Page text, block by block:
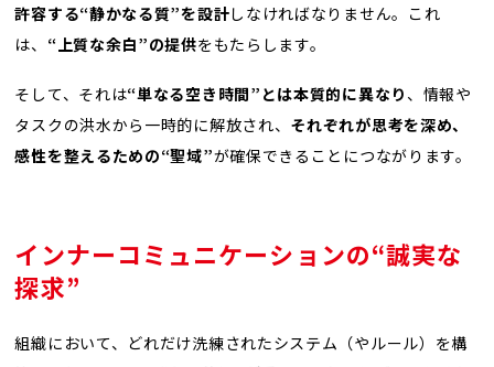
許容する“静かなる質”を設計しなければなりません。これ
は、 “上質な余白”の提供をもたらします。
そして、それは“単なる空き時間”とは本質的に異なり 、情報や
タスクの洪水から一時的に解放され、 それぞれが思考を深め、
感性を整えるための“聖域”が確保できることにつながります。
インナーコミュニケーションの“誠実な
探求”
組織において、どれだけ洗練されたシステム（やルール）を構